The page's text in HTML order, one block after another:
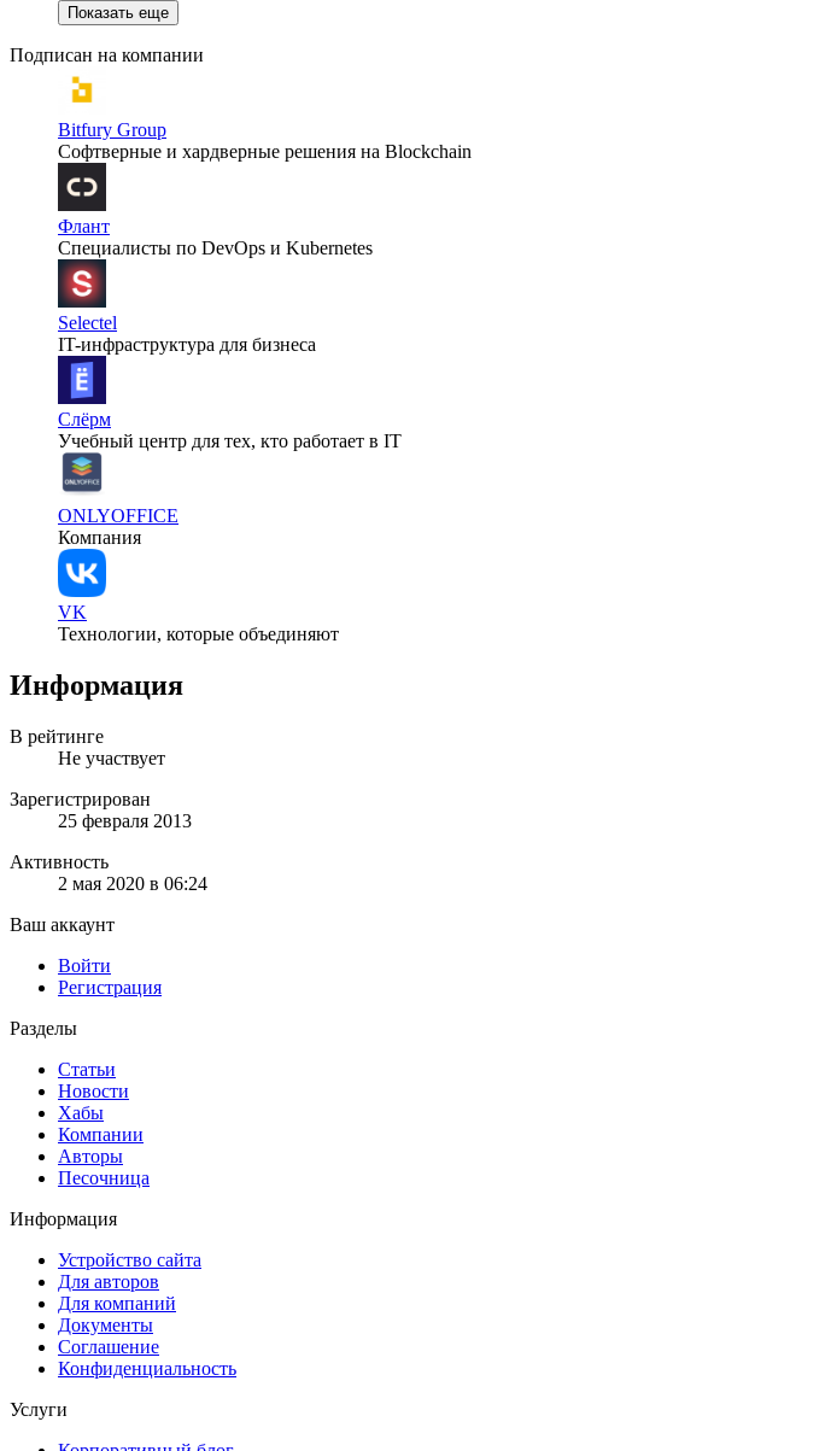
Показать еще
Подписан на компании
Bitfury Group
Cофтверные и хардверные решения на Blockchain
Флант
Специалисты по DevOps и Kubernetes
Selectel
IT-инфраструктура для бизнеса
Слёрм
Учебный центр для тех, кто работает в IT
ONLYOFFICE
Компания
VK
Технологии, которые объединяют
Информация
В рейтинге
Не участвует
Зарегистрирован
25 февраля 2013
Активность
2 мая 2020 в 06:24
Ваш аккаунт
Войти
Регистрация
Разделы
Статьи
Новости
Хабы
Компании
Авторы
Песочница
Информация
Устройство сайта
Для авторов
Для компаний
Документы
Соглашение
Конфиденциальность
Услуги